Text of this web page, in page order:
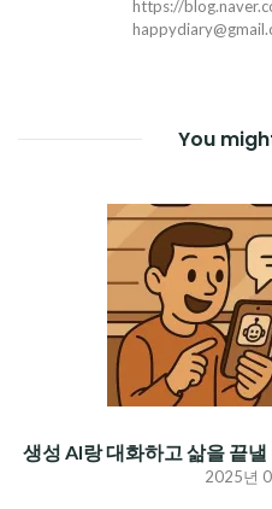
https://
You
생성 AI랑 대화하고 삶을 끝
2025년